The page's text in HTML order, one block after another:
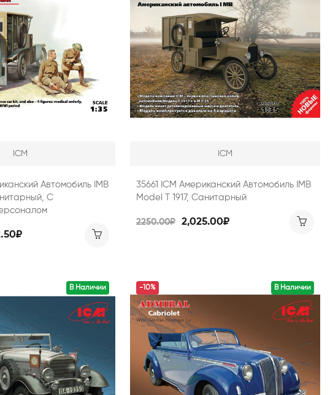
ICM
Автомобиль ІМВ
С
ICM
35661 ICM Американский Автомобиль ІМВ
Model T 1917, Санитарный
2250.00₽ 2,025.00₽
В Наличии В Наличии
-10%